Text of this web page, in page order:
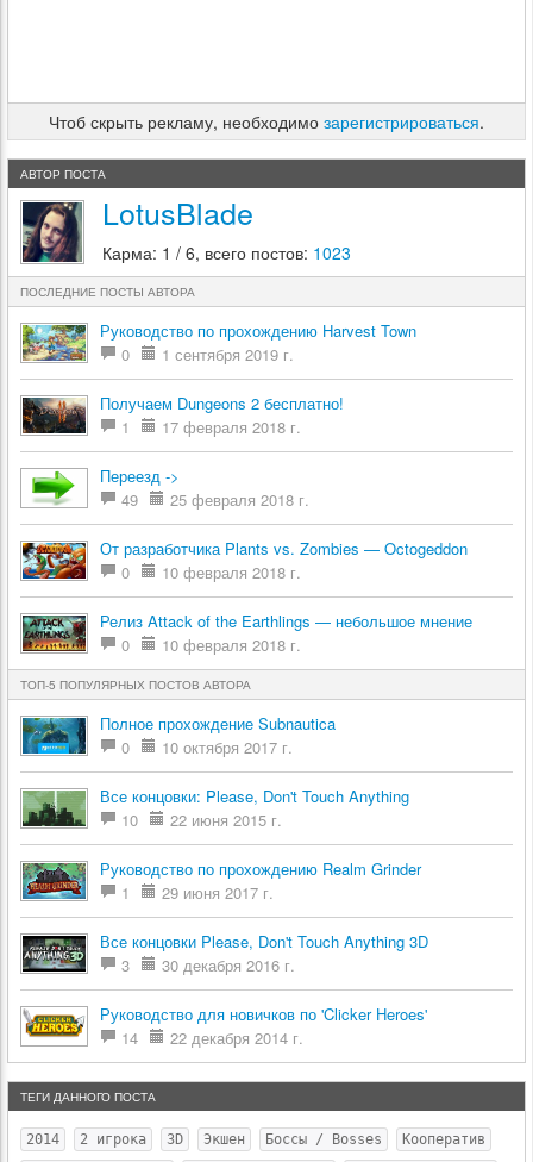
Чтоб скрыть рекламу, необходимо зарегистрироваться.
АВТОР ПОСТА
LotusBlade
Карма: 1 / 6, всего постов: 1023
ПОСЛЕДНИЕ ПОСТЫ АВТОРА
Руководство по прохождению Harvest Town
0
1 сентября 2019 г.
Получаем Dungeons 2 бесплатно!
1
17 февраля 2018 г.
Переезд ->
49
25 февраля 2018 г.
От разработчика Plants vs. Zombies — Octogeddon
0
10 февраля 2018 г.
Релиз Attack of the Earthlings — небольшое мнение
0
10 февраля 2018 г.
ТОП-5 ПОПУЛЯРНЫХ ПОСТОВ АВТОРА
Полное прохождение Subnautica
0
10 октября 2017 г.
Все концовки: Please, Don't Touch Anything
10
22 июня 2015 г.
Руководство по прохождению Realm Grinder
1
29 июня 2017 г.
Все концовки Please, Don't Touch Anything 3D
3
30 декабря 2016 г.
Руководство для новичков по 'Clicker Heroes'
14
22 декабря 2014 г.
ТЕГИ ДАННОГО ПОСТА
2014 2 игрока 3D Экшен Боссы / Bosses
Кооператив